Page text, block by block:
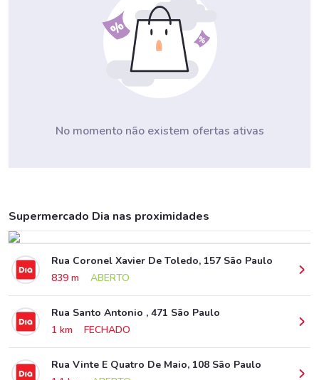
No momento não existem ofertas ativas
Supermercado Dia nas proximidades
Rua Coronel Xavier De Toledo, 157 São Paulo
839 m
ABERTO
Rua Santo Antonio , 471 São Paulo
1 km
FECHADO
Rua Vinte E Quatro De Maio, 108 São Paulo